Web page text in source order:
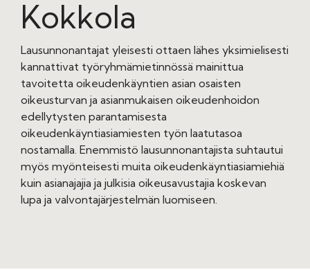
Kokkola
Lausunnonantajat yleisesti ottaen lähes yksimielisesti
kannattivat työryhmämietinnössä mainittua
tavoitetta oikeudenkäyntien asian osaisten
oikeusturvan ja asianmukaisen oikeudenhoidon
edellytysten parantamisesta
oikeudenkäyntiasiamiesten työn laatutasoa
nostamalla. Enemmistö lausunnonantajista suhtautui
myös myönteisesti muita oikeudenkäyntiasiamiehiä
kuin asianajajia ja julkisia oikeusavustajia koskevan
lupa ja valvontajärjestelmän luomiseen.